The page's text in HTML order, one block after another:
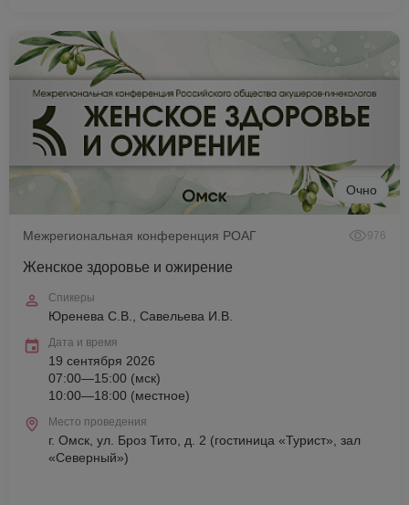
Очно
Межрегиональная конференция РОАГ 976
Женское здоровье и ожирение
Спикеры
Юренева С.В., Савельева И.В.
Дата и время
19 сентября 2026
07:00—15:00 (мск)
10:00—18:00 (местное)
Место проведения
г. Омск, ул. Броз Тито, д. 2 (гостиница «Турист», зал
«Северный»)